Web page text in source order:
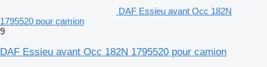
DAF Essieu avant Occ 182N
1795520 pour camion
9
DAF Essieu avant Occ 182N 1795520 pour camion